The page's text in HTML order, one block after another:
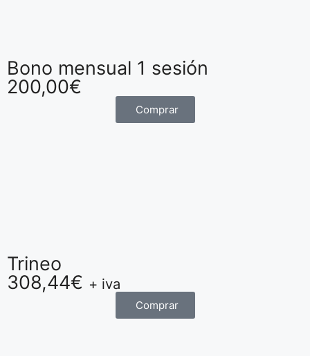
Bono mensual 1 sesión
200,00€
Comprar
Trineo
308,44€ + iva
Comprar